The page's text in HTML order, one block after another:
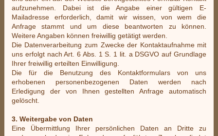
aufzunehmen. Dabei ist die Angabe einer gültigen E-
Mailadresse erforderlich, damit wir wissen, von wem die
Anfrage stammt und um diese beantworten zu können.
Weitere Angaben können freiwillig getätigt werden.
Die Datenverarbeitung zum Zwecke der Kontaktaufnahme mit
uns erfolgt nach Art. 6 Abs. 1 S. 1 lit. a DSGVO auf Grundlage
Ihrer freiwillig erteilten Einwilligung.
Die für die Benutzung des Kontaktformulars von uns
erhobenen personenbezogenen Daten werden nach
Erledigung der von Ihnen gestellten Anfrage automatisch
gelöscht.
3. Weitergabe von Daten
Eine Übermittlung Ihrer persönlichen Daten an Dritte zu